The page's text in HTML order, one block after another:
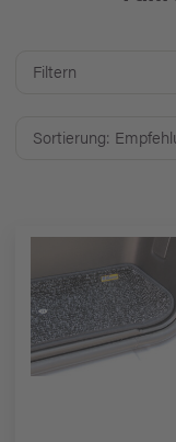
Filtern